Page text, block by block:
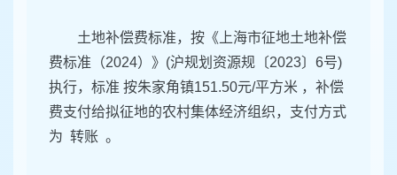
土地补偿费标准，按《上海市征地土地补偿
费标准（2024）》(沪规划资源规〔2023〕6号)
执行，标准 按朱家角镇151.50元/平方米 ，补偿
费支付给拟征地的农村集体经济组织，支付方式
为 转账 。